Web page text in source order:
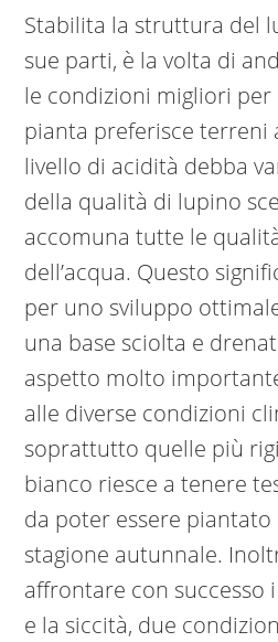
Stabilita la struttura del
sue parti, è la volta di
le condizioni migliori per
pianta preferisce terreni
livello di acidità debba
della qualità di lupino
accomuna tutte le
dell’acqua. Questo
per uno sviluppo
una base sciolta e
aspetto molto
alle diverse condizioni
soprattutto quelle più
bianco riesce a tenere
da poter essere
stagione autunnale.
affrontare con successo
e la siccità, due